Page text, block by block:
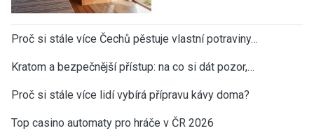
Proč si stále více Čechů pěstuje vlastní potraviny…
Kratom a bezpečnější přístup: na co si dát pozor,…
Proč si stále více lidí vybírá přípravu kávy doma?
Top casino automaty pro hráče v ČR 2026